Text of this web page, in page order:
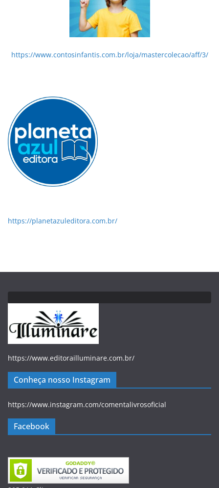
https://www.contosinfantis.com.br/loja/mastercolecao/aff/3/
https://planetazuleditora.com.br/
https://www.editorailluminare.com.br/
Conheça nosso Instagram
https://www.instagram.com/comentalivrosoficial
Facebook